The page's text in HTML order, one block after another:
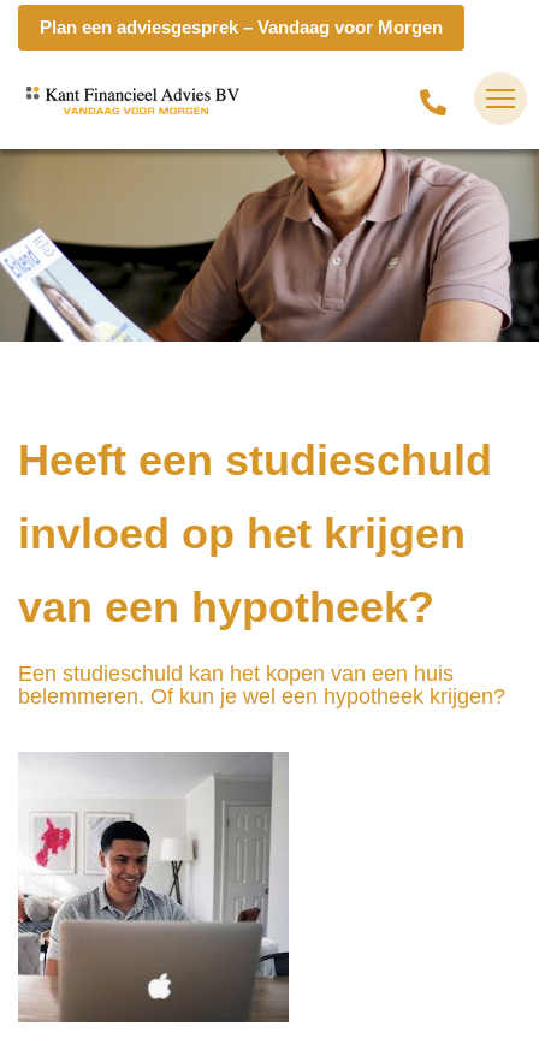
Plan een adviesgesprek – Vandaag voor Morgen
Heeft een studieschuld
invloed op het krijgen
van een hypotheek?
Een studieschuld kan het kopen van een huis
belemmeren. Of kun je wel een hypotheek krijgen?